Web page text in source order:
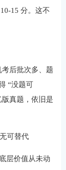
15 分。这不
后批次多、题
“没题可
真题，依旧是
可替代
层价值从未动